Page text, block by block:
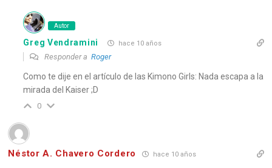
Autor
Greg Vendramini hace 10 años
Responder aRoger
Como te dije en el artículo de las Kimono Girls: Nada escapa a la
mirada del Kaiser ;D
0
Néstor A. Chavero Cordero hace 10 años